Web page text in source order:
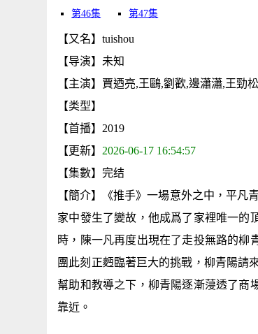
第46集
第47集
【又名】tuishou
【导演】未知
【主演】賈迺亮,王鷗,劉歡,邊瀟瀟,王勁
【类型】
【首播】2019
【更新】 2026-06-17 16:54:57
【集數】完结
【簡介】《推手》一場意外之中，平凡
家中發生了變故，他成爲了家裡唯一的
時，陳一凡再度出現在了走投無路的
團此刻正麪臨著巨大的挑戰，柳青陽請
幫助和教導之下，柳青陽逐漸蓡透了商
靠近。